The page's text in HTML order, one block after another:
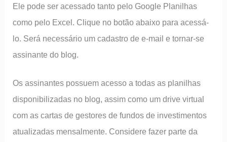
Ele pode ser acessado tanto pelo Google Planilhas
como pelo Excel. Clique no botão abaixo para acessá-
lo. Será necessário um cadastro de e-mail e tornar-se
assinante do blog.
Os assinantes possuem acesso a todas as planilhas
disponibilizadas no blog, assim como um drive virtual
com as cartas de gestores de fundos de investimentos
atualizadas mensalmente. Considere fazer parte da